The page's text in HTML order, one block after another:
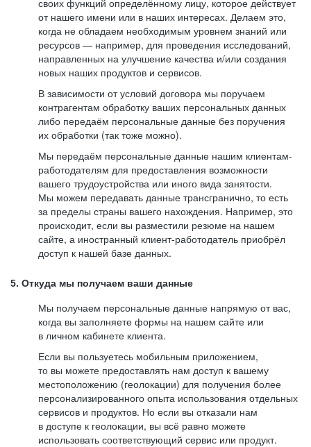
своих функций определённому лицу, которое действует
от нашего имени или в наших интересах. Делаем это,
когда не обладаем необходимым уровнем знаний или
ресурсов — например, для проведения исследований,
направленных на улучшение качества и/или создания
новых наших продуктов и сервисов.
В зависимости от условий договора мы поручаем
контрагентам обработку ваших персональных данных
либо передаём персональные данные без поручения
их обработки (так тоже можно).
Мы передаём персональные данные нашим клиентам-
работодателям для предоставления возможности
вашего трудоустройства или иного вида занятости.
Мы можем передавать данные трансгранично, то есть
за пределы страны вашего нахождения. Например, это
происходит, если вы разместили резюме на нашем
сайте, а иностранный клиент-работодатель приобрёл
доступ к нашей базе данных.
5. Откуда мы получаем ваши данные
Мы получаем персональные данные напрямую от вас,
когда вы заполняете формы на нашем сайте или
в личном кабинете клиента.
Если вы пользуетесь мобильным приложением,
то вы можете предоставлять нам доступ к вашему
местоположению (геолокации) для получения более
персонализированного опыта использования отдельных
сервисов и продуктов. Но если вы отказали нам
в доступе к геолокации, вы всё равно можете
использовать соответствующий сервис или продукт.